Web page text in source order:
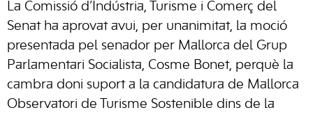
La Comissió d’Indústria, Turisme i Comerç del
Senat ha aprovat avui, per unanimitat, la moció
presentada pel senador per Mallorca del Grup
Parlamentari Socialista, Cosme Bonet, perquè la
cambra doni suport a la candidatura de Mallorca
Observatori de Turisme Sostenible dins de la